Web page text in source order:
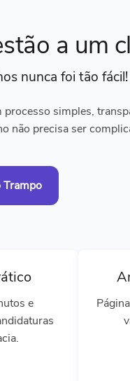
a um
nunca foi tão fácil!
simples,
não precisa ser
Trampo
e